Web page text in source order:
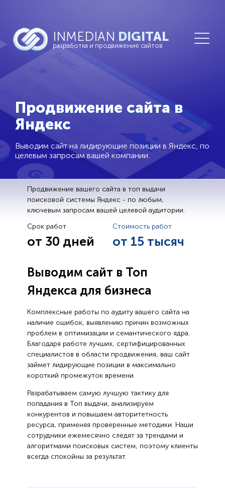
INMEDIAN DIGITAL
разработка и продвижение сайтов
Продвижение сайта в
Яндекс
Выводим сайт на лидирующие позиции в Яндекс, по
целевым запросам вашей компании.
Продвижение вашего сайта в топ выдачи
поисковой системы Яндекс - по любым,
ключевым запросам вашей целевой аудитории.
Срок работ
от 30 дней
Стоимость работ
от 15 тысяч
Выводим сайт в Топ
Яндекса для бизнеса
Комплексные работы по аудиту вашего сайта на
наличие ошибок, выявлению причин возможных
проблем в оптимизации и семантического ядра.
Благодаря работе лучших, сертифицированных
специалистов в области продвижения, ваш сайт
займет лидирующие позиции в максимально
короткий промежуток времени.
Разрабатываем самую лучшую тактику для
попадания в Топ выдачи, анализируем
конкурентов и повышаем авторитетность
ресурса, применяя проверенные методики. Наши
сотрудники ежемесячно следят за трендами и
алгоритмами поисковых систем, поэтому клиенты
всегда спокойны за результат.